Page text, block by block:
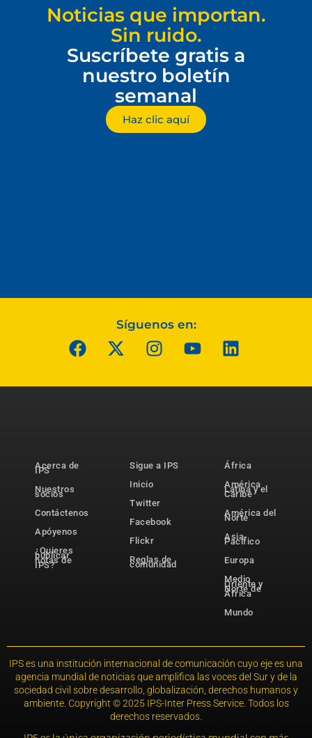
Noticias que importan.
Sin ruido.
Suscríbete gratis a
nuestro boletín
semanal
Haz clic aquí
Síguenos en:
Acerca de
IPS
Nuestros
socios
Contáctenos
Apóyenos
¿Quieres
publicar
notas de
IPS?
Sigue a IPS
Inicio
Twitter
Facebook
Flickr
Reglas de
comunidad
África
América
Latina y el
Caribe
América del
Norte
Asia-
Pacífico
Europa
Medio
Oriente y
Norte de
África
Mundo
IPS es una institución internacional de comunicación cuyo eje es una
agencia mundial de noticias que amplifica las voces del Sur y de la
sociedad civil sobre desarrollo, globalización, derechos humanos y
ambiente. Copyright © 2025 IPS-Inter Press Service. Todos los
derechos reservados.